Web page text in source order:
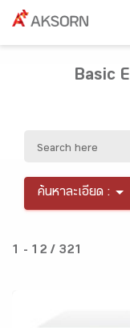
Basic
ค้นหาละเอียด :
1 - 12 / 321